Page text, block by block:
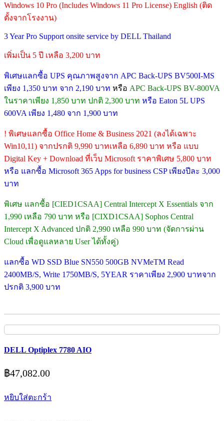
Windows 10 Pro (Includes Windows 11 Pro License) English (ติด
ตั้งจากโรงงาน)
3 Year Pro Support onsite service by DELL Thailand
เพิ่มเป็น 5 ปี เหลือ 3,200 บาท
พิเศษแลกซื้อ UPS คุณภาพสูงจาก APC Back-UPS BV500I-MS
เพียง 1,350 บาท จาก 2,190 บาท หรือ APC Back-UPS BV-800VA
ในราคาเพียง 1,850 บาท ปกติ 2,300 บาท หรือ Eaton 5L UPS
600VA เพียง 1,480 จาก 1,900 บาท
! พิเศษแลกซื้อ Office Home & Business 2021 (ลงได้เฉพาะ
Win10,11) จากปรกติ 9,990 บาทเหลือ 6,890 บาท หรือ แบบ
Digital Key + Download ที่เว็บ Microsoft ราคาพิเศษ 5,800 บาท
หรือ แลกซื้อ Microsoft 365 Apps for business CSP เพียงปีละ 3,000
บาท
พิเศษ แลกซื้อ [CIED1CSAA] Central Intercept X Essentials จาก
1,990 เหลือ 790 บาท หรือ [CIXD1CSAA] Sophos Central
Intercept X Advanced ปกติ 2,990 เหลือ 990 บาท (จัดการผ่าน
Cloud เพื่อดูแลหลาย User ได้ทั้งคู่)
แลกซื้อ WD SSD Blue SN550 500GB NVMeTM Read
2400MB/S, Write 1750MB/S, 5YEAR ราคาเพียง 2,900 บาทจาก
ปรกติ 3,900 บาท
DELL Optiplex 7780 AIO
฿47,082.00
หยิบใส่ตะกร้า